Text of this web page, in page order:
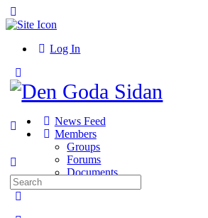
Side
Log In
Side
Panel
News Feed
Members
Groups
Forums
Documents
Search
for: